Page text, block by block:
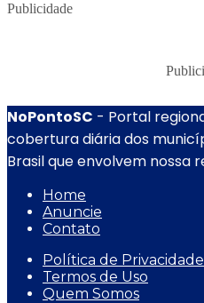
Publicidade
NoPontoSC - Portal
cobertura diária dos
Brasil que envolvem nossa
Home
Anuncie
Contato
Política de Privacidade
Termos de Uso
Quem Somos